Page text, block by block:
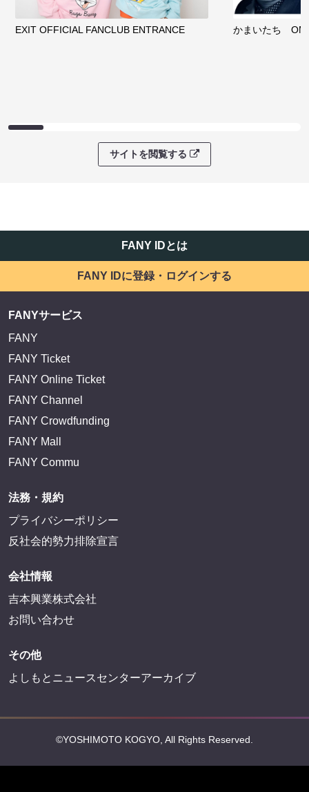
EXIT OFFICIAL FANCLUB ENTRANCE かまいたち
サイトを閲覧する
FANY IDとは
FANY IDに登録・ログインする
FANYサービス
FANY
FANY Ticket
FANY Online Ticket
FANY Channel
FANY Crowdfunding
FANY Mall
FANY Commu
法務・規約
プライバシーポリシー
反社会的勢力排除宣言
会社情報
吉本興業株式会社
お問い合わせ
その他
よしもとニュースセンターアーカイブ
©YOSHIMOTO KOGYO, All Rights Reserved.